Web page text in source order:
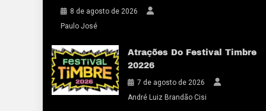
8 de agosto de 2026
Paulo José
Atrações Do Festival Timbre
20226
7 de agosto de 2026
André Luiz Brandão Cisi